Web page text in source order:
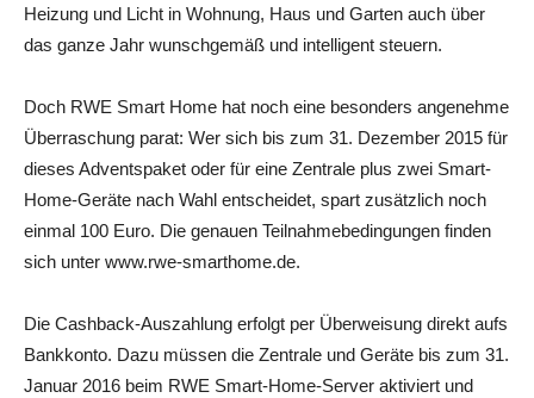
Heizung und Licht in Wohnung, Haus und Garten auch über
das ganze Jahr wunschgemäß und intelligent steuern.
Doch RWE Smart Home hat noch eine besonders angenehme
Überraschung parat: Wer sich bis zum 31. Dezember 2015 für
dieses Adventspaket oder für eine Zentrale plus zwei Smart-
Home-Geräte nach Wahl entscheidet, spart zusätzlich noch
einmal 100 Euro. Die genauen Teilnahmebedingungen finden
sich unter www.rwe-smarthome.de.
Die Cashback-Auszahlung erfolgt per Überweisung direkt aufs
Bankkonto. Dazu müssen die Zentrale und Geräte bis zum 31.
Januar 2016 beim RWE Smart-Home-Server aktiviert und